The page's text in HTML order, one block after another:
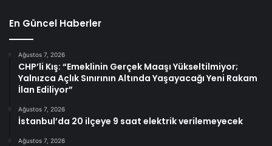
En Güncel Haberler
Ağustos 7, 2026
CHP’li Kış: “Emeklinin Gerçek Maaşı Yükseltilmiyor;
Yalnızca Açlık Sınırının Altında Yaşayacağı Yeni Rakam
İlan Ediliyor”
Ağustos 7, 2026
İstanbul’da 20 ilçeye 9 saat elektrik verilemeyecek
Ağustos 7, 2026